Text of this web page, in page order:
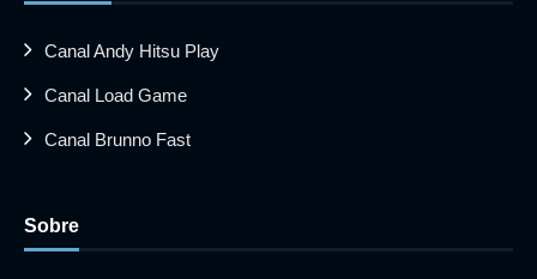
Canal Andy Hitsu Play
Canal Load Game
Canal Brunno Fast
Sobre